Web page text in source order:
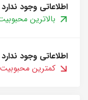
اطلاعاتی وجود ندارد
بالاترین
اطلاعاتی وجود ندارد
کمترین محبوبیت